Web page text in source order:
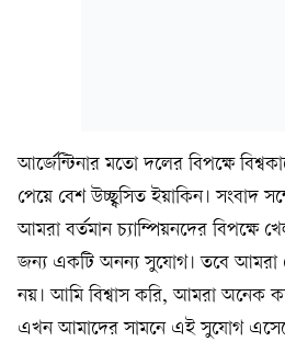
আর্জেন্টিনার মতো দলের বিপক্ষে
পেয়ে বেশ উচ্ছ্বসিত ইয়াকিন। সংবাদ
আমরা বর্তমান চ্যাম্পিয়নদের বিপক্ষে
জন্য একটি অনন্য সুযোগ। তবে আমরা
নয়। আমি বিশ্বাস করি, আমরা অনেক
এখন আমাদের সামনে এই সুযোগ